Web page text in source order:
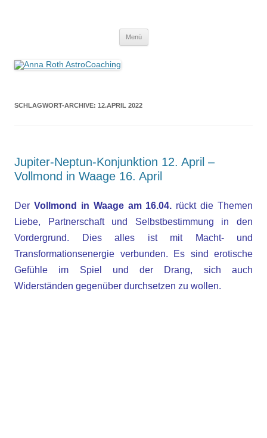
Menü
SCHLAGWORT-ARCHIVE: 12.APRIL 2022
Jupiter-Neptun-Konjunktion 12. April –
Vollmond in Waage 16. April
Der Vollmond in Waage am 16.04. rückt die Themen
Liebe, Partnerschaft und Selbstbestimmung in den
Vordergrund. Dies alles ist mit Macht- und
Transformationsenergie verbunden. Es sind erotische
Gefühle im Spiel und der Drang, sich auch
Widerständen gegenüber durchsetzen zu wollen.